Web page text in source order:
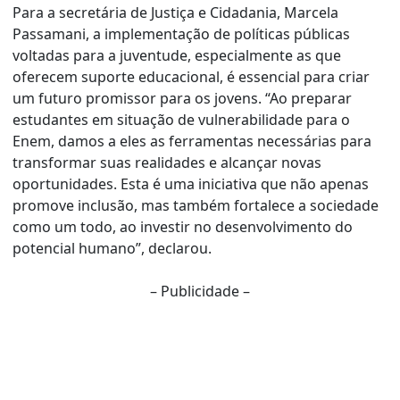
Para a secretária de Justiça e Cidadania, Marcela
Passamani, a implementação de políticas públicas
voltadas para a juventude, especialmente as que
oferecem suporte educacional, é essencial para criar
um futuro promissor para os jovens. “Ao preparar
estudantes em situação de vulnerabilidade para o
Enem, damos a eles as ferramentas necessárias para
transformar suas realidades e alcançar novas
oportunidades. Esta é uma iniciativa que não apenas
promove inclusão, mas também fortalece a sociedade
como um todo, ao investir no desenvolvimento do
potencial humano”, declarou.
– Publicidade –